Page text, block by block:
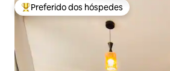
Entre os melhores preferidos dos
Preferido dos hóspedes